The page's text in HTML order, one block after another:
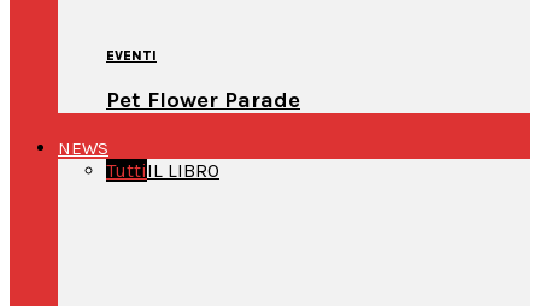
EVENTI
Pet Flower Parade
NEWS
TuttiIL LIBRO